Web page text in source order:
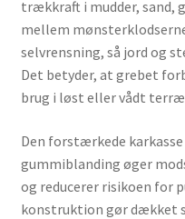
trækkraft i mudder, sand,
mellem
selvrensning, så jord og
Det betyder, at grebet
brug i løst eller vådt
Den forstærkede
gummiblanding øger
og reducerer risikoen for
konstruktion gør dækket